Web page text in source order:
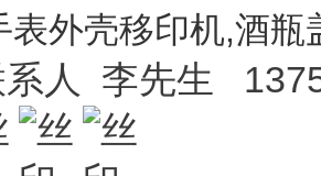
表外壳移印机,酒
人 李先生